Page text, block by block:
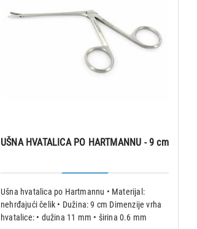
UŠNA HVATALICA PO HARTMANNU - 9 cm
Ušna hvatalica po Hartmannu • Materijal:
nehrđajući čelik • Dužina: 9 cm Dimenzije vrha
hvatalice: • dužina 11 mm • širina 0.6 mm